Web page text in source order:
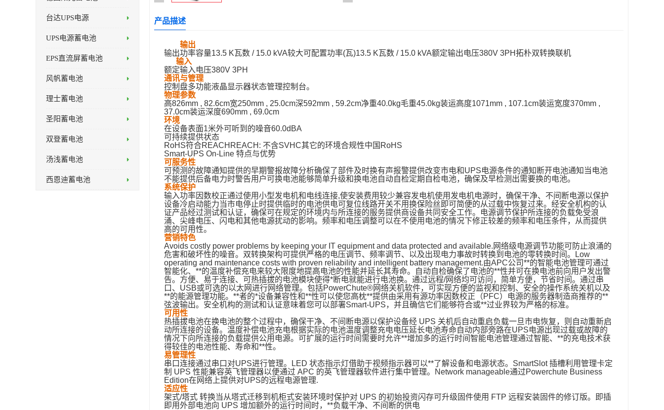
台达UPS电源
UPS电源蓄电池
EPS直流屏蓄电池
风帆蓄电池
理士蓄电池
圣阳蓄电池
双登蓄电池
汤浅蓄电池
西恩迪蓄电池
产品描述
输出
输出功率容量13.5 K瓦数 / 15.0 kVA较大可配置功率(瓦)13.5 K瓦数 / 15.0 kVA额定输出电压380V 3PH拓朴双转换联机
输入
额定输入电压380V 3PH
通讯与管理
控制盘多功能液晶显示器状态管理控制台。
物理参数
高826mm , 82.6cm宽250mm , 25.0cm深592mm , 59.2cm净重40.0kg毛重45.0kg装运高度1071mm , 107.1cm装运宽度370mm ,
37.0cm装运深度690mm , 69.0cm
环境
在设备表面1米外可听到的噪音60.0dBA
可持续提供状态
RoHS符合REACHREACH: 不含SVHC其它的环境合规性中国RoHS
Smart-UPS On-Line 特点与优势
可服务性
可预测的故障通知提供的早期警报故障分析确保了部件及时换有声报警提供改变市电和UPS电源条件的通知断开电池通知当电池
不能提供后备电力时警告用户可换电池能够简单升级和换电池自动自检定期自检电池，确保及早检测出需要换的电池。
系统保护
输入功率因数校正通过使用小型发电机和电线连接,使安装费用较少兼容发电机使用发电机电源时，确保干净、不间断电源以保护
设备冷启动能力当市电停止时提供临时的电池供电可复位线路开关不用换保险丝即可简便的从过载中恢复过来。经安全机构的认
证产品经过测试和认证，确保可在规定的环境内与所连接的服务提供商设备共同安全工作。电源调节保护所连接的负载免受浪
涌、尖峰电压、闪电和其他电源扰动的影响。频率和电压调整可以在不使用电池的情况下修正较差的频率和电压条件，从而提供
高的可用性。
营销特色
Avoids costly power problems by keeping your IT equipment and data protected and available.网络级电源调节功能可防止浪涌的
危害和破坏性的噪音。双转换架构可提供严格的电压调节、频率调节、以及出现电力事故时转换到电池的零转换时间。Low
operating and maintenance costs with proven reliability and intelligent battery management.由APC公司**的智能电池管理可通过
智能化、**的温度补偿充电来较大限度地提高电池的性能并延长其寿命。自动自检确保了电池的**性并可在换电池前向用户发出警
告。方便、易于连接、可热插拔的电池模块使得*断电就能进行电池换。通过远程/网络均可访问，简单方便，节省时间。通过串
口、USB或可选的以太网进行网络管理。包括PowerChute®网络关机软件，可实现方便的监视和控制、安全的操作系统关机以及
**的能源管理功能。**者的*设备兼容性和**性可以使您高枕**提供由采用有源功率因数校正（PFC）电源的服务器制造商推荐的**
弦波输出。安全机构的测试和认证意味着您可以部署Smart-UPS，并且确信它们能够符合或**过业界较为严格的标准。
可用性
热插拔电池在换电池的整个过程中，确保干净、不间断电源以保护设备经 UPS 关机后自动重启负载一旦市电恢复，则自动重新启
动所连接的设备。温度补偿电池充电根据实际的电池温度调整充电电压延长电池寿命自动内部旁路在UPS电源出现过载或故障的
情况下向所连接的负载提供公用电源。可扩展的运行时间需要时允许**增加多的运行时间智能电池管理通过智能、**的充电技术获
得较佳的电池性能、寿命和**性。
易管理性
串口连接通过串口对UPS进行管理。LED 状态指示灯借助于视频指示器可以**了解设备和电源状态。SmartSlot 插槽利用管理卡定
制 UPS 性能兼容英飞管理器以便通过 APC 的英飞管理器软件进行集中管理。Network manageable通过Powerchute Business
Edition在网络上提供对UPS的远程电源管理.
适应性
架式/塔式 转换当从塔式迁移到机柜式安装环境时保护对 UPS 的初始投资闪存可升级固件使用 FTP 远程安装固件的修订版。即插
即用外部电池向 UPS 增加额外的运行时间时，**负载干净、不间断的供电